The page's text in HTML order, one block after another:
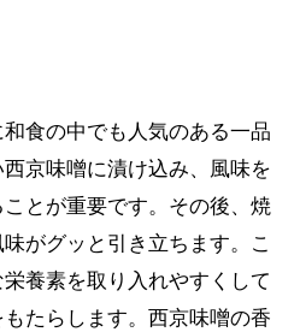
食の中でも人気のある一品
京味噌に漬け込み、風味を
とが重要です。その後、焼
がグッと引き立ちます。こ
養素を取り入れやすくして
たらします。西京味噌の香